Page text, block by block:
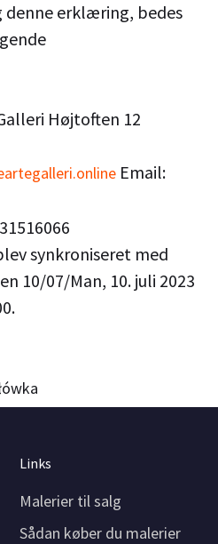
erklæring, bedes
Højtoften 12
Email:
synkroniseret med
10/07/Man, 10. juli 2023
Links
Malerier til salg
Sådan køber du malerier